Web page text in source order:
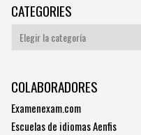
CATEGORIES
Categories
COLABORADORES
Examenexam.com
Escuelas de idiomas Aenfis